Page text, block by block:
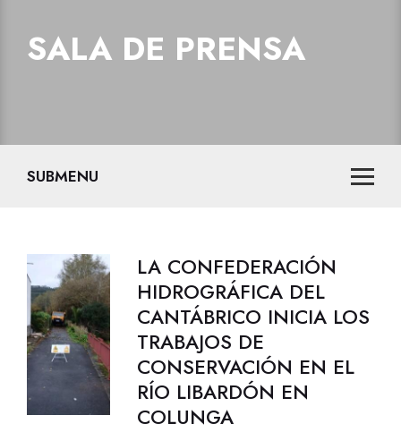
SALA DE PRENSA
SUBMENU
LA CONFEDERACIÓN
HIDROGRÁFICA DEL
CANTÁBRICO INICIA LOS
TRABAJOS DE
CONSERVACIÓN EN EL
RÍO LIBARDÓN EN
COLUNGA